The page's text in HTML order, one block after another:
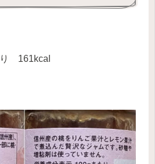
り 161kcal